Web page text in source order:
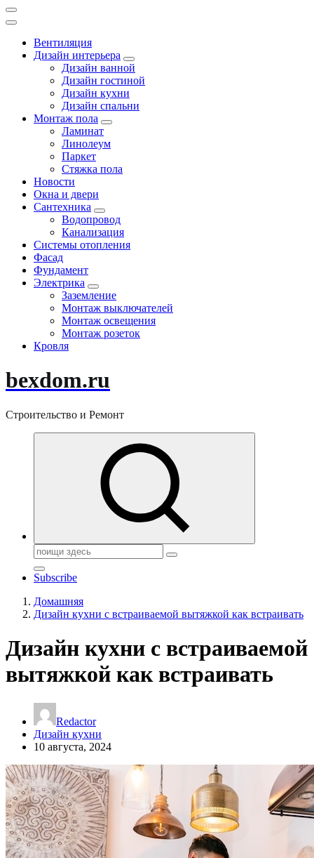
Вентиляция
Дизайн интерьера
Дизайн ванной
Дизайн гостиной
Дизайн кухни
Дизайн спальни
Монтаж пола
Ламинат
Линолеум
Паркет
Стяжка пола
Новости
Окна и двери
Сантехника
Водопровод
Канализация
Системы отопления
Фасад
Фундамент
Электрика
Заземление
Монтаж выключателей
Монтаж освещения
Монтаж розеток
Кровля
bexdom.ru
Строительство и Ремонт
Поиск:
Subscribe
Домашняя
Дизайн кухни с встраиваемой вытяжкой как встраивать
Дизайн кухни с встраиваемой
вытяжкой как встраивать
Redactor
Дизайн кухни
10 августа, 2024